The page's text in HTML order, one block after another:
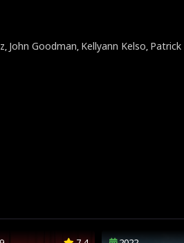
, John Goodman, Kellyann Kelso, Patrick